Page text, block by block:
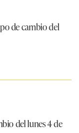
de cambio del
del lunes 4 de